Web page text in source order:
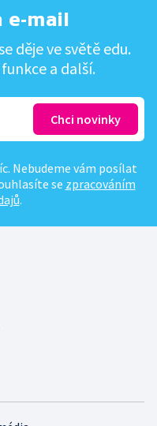
e-mail
děje ve světě edu.
a další.
Nebudeme vám posílat
se zpracováním
.